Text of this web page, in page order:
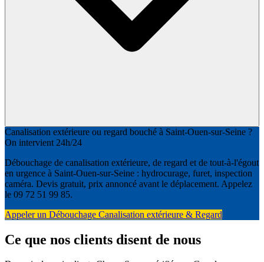
Canalisation extérieure ou regard bouché à Saint-Ouen-sur-Seine ?
On intervient 24h/24
Débouchage de canalisation extérieure, de regard et de tout-à-l'égout
en urgence à Saint-Ouen-sur-Seine : hydrocurage, furet, inspection
caméra. Devis gratuit, prix annoncé avant le déplacement. Appelez
le 09 72 51 99 85.
Appeler un Débouchage Canalisation extérieure & Regard
Ce que nos clients disent de nous